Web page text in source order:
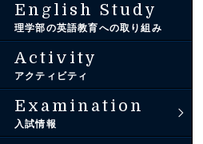
卒業後の進路
English Study
理学部の英語教育への取り組み
Activity
アクティビティ
Examination
入試情報
大学院理工学研究科
入試情報
過去問題
教員紹介
理学部アンバサダー